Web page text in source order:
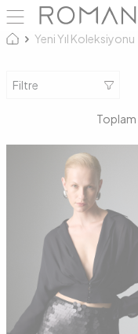
Yeni Yıl Koleksiyonu
Filtre
Toplam
36 38 40